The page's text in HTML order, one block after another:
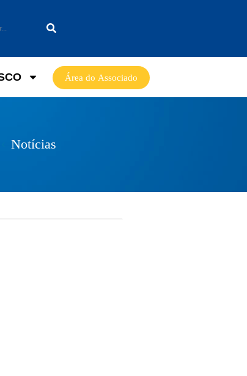
Área do Associado
Notícias